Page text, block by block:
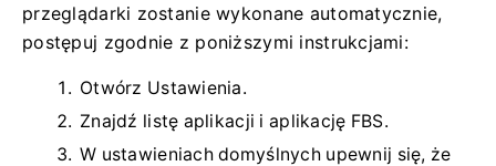
przeglądarki zostanie wykonane automatycznie,
postępuj zgodnie z poniższymi instrukcjami:
Otwórz Ustawienia.
Znajdź listę aplikacji i aplikację FBS.
W ustawieniach domyślnych upewnij się, że